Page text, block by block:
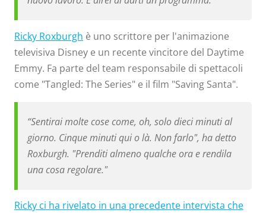
Ricky Roxburgh è uno scrittore per l'animazione
televisiva Disney e un recente vincitore del Daytime
Emmy. Fa parte del team responsabile di spettacoli
come "Tangled: The Series" e il film "Saving Santa".
“Sentirai molte cose come, oh, solo dieci minuti al
giorno. Cinque minuti qui o là. Non farlo", ha detto
Roxburgh. "Prenditi almeno qualche ora e rendila
una cosa regolare."
Ricky ci ha rivelato in una precedente intervista che